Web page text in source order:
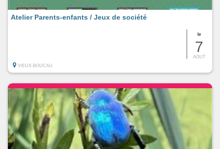
le
7
AOUT
Atelier Parents-enfants / Jeux de société
VIEUX-BOUCAU